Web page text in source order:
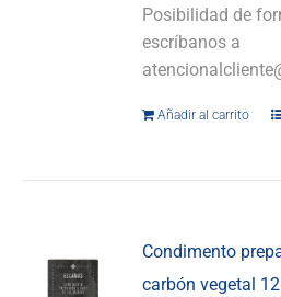
Posibilidad de
escríbanos a
Añadir al carrito
Condimento
carbón vegetal